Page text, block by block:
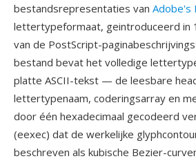
bestandsrepresentaties van Adobe's
lettertypeformaat, geintroduceerd in
van de PostScript-
bestand bevat het volledige
platte ASCII-tekst — de leesbare
lettertypenaam, coderingsarray en
door één hexadecimaal gecodeerd
(eexec) dat de werkelijke
beschreven als kubische Bezier-